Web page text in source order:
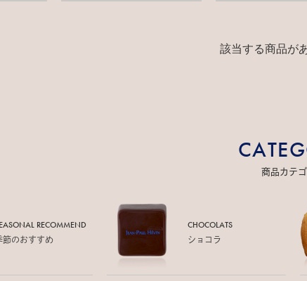
該当する商品が
商品カテ
RECOMMEND
節のおすすめ
CHOCOLATS
ショコラ